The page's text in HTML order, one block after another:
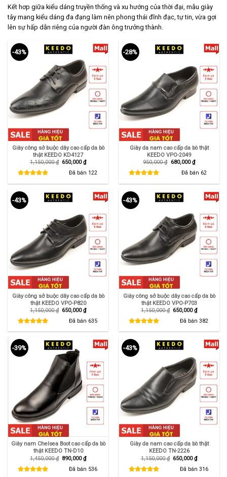
Kết hơp giữa kiểu dáng truyền thống và xu hướng của thời đại, mẫu giày
tây mang kiểu dáng đa đạng làm nên phong thái đĩnh đạc, tự tin, vừa gợi
lên sự hấp dẫn riêng của người đàn ông trưởng thành.
-43%
Giày công sở buộc dây cao cấp da bò
thật KEEDO KD4127
1,150,000₫ Giá
650,000₫Giá
hiện
tại
Đã bán 122
-28%
Giày da nam cao cấp da bò thật
KEEDO VPO-2049
950,000₫ Giá
680,000₫Giá
hiện
tại
Đã bán 62
-43%
Giày công sở buộc dây cao cấp da bò
thật KEEDO VPO-P820
1,150,000₫ Giá
1,150,000 ₫.
650,000₫Giá
hiện
tại
là:
650,000 ₫.
Đã bán 635
-43%
Giày công sở buộc dây cao cấp da bò
thật KEEDO VPO-P703
1,150,000₫ Giá
1,150,000 ₫.
650,000₫Giá
hiện
tại
là:
650,000 ₫.
Đã bán 382
-39%
Giày nam Chelsea Boot cao cấp da bò
thật KEEDO TN-D10
1,450,000₫ Giá
1,450,000 ₫.
890,000₫Giá
hiện
tại
là:
Đã bán 536
-43%
Giày da nam cao cấp da bò thật
KEEDO TN-2226
1,150,000₫ Giá
1,150,000 ₫.
650,000₫Giá
hiện
tại
là:
Đã bán 316